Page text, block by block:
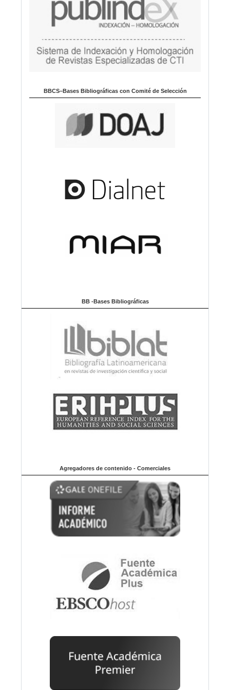
BBCS–Bases Bibliográficas con Comité de Selección
BB -Bases Bibliográficas
Agregadores de contenido - Comerciales